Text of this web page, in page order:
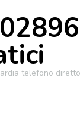
telefono